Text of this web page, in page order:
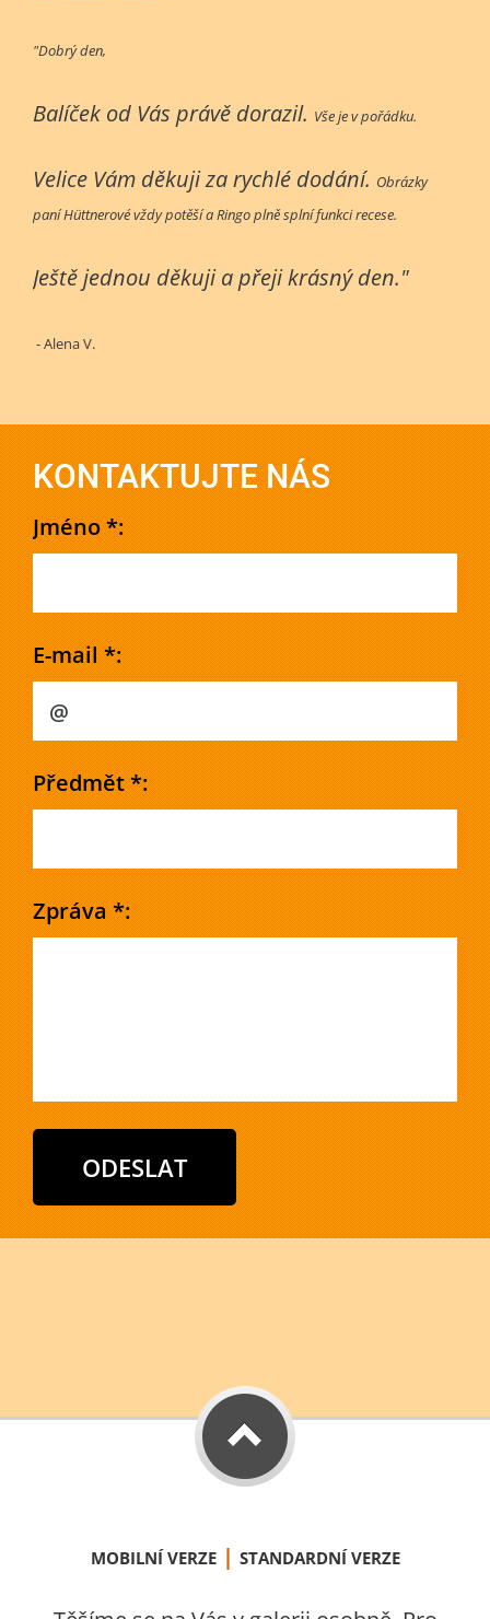
"Dobrý den,
Balíček od Vás právě dorazil. Vše je v pořádku.
Velice Vám děkuji za rychlé dodání. Obrázky
paní Hüttnerové vždy potěší a Ringo plně splní funkci recese.
Ještě jednou děkuji a přeji krásný den."
- Alena V.
KONTAKTUJTE NÁS
Jméno *:
E-mail *:
Předmět *:
Zpráva *:
MOBILNÍ VERZE | STANDARDNÍ VERZE